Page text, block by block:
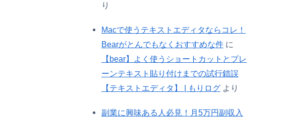
り
Macで使うテキストエディタならコレ！
Bearがとんでもなくおすすめな件 に
【bear】よく使うショートカットとプレ
ーンテキスト貼り付けまでの試行錯誤
【テキストエディタ】 | もりログ より
副業に興味ある人必見！月5万円副収入